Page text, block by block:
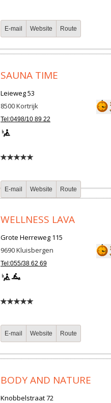
E-mail Website Route
SAUNA TIME
Leieweg 53
8500Kortrijk
Tel:0498/10 89 22
E-mail Website Route
WELLNESS LAVA
Grote Herreweg 115
9690Kluisbergen
Tel:055/38 62 69
E-mail Website Route
BODY AND NATURE
Knobbelstraat 72